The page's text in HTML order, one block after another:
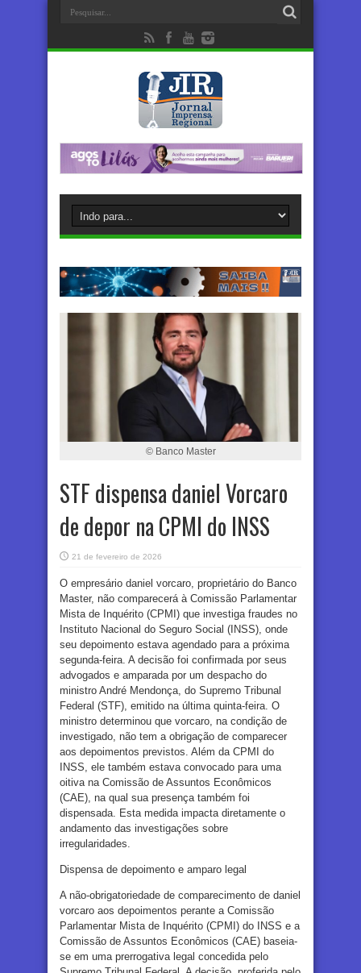
© Banco Master
STF dispensa daniel Vorcaro
de depor na CPMI do INSS
21 de fevereiro de 2026
O empresário daniel vorcaro, proprietário do Banco
Master, não comparecerá à Comissão Parlamentar
Mista de Inquérito (CPMI) que investiga fraudes no
Instituto Nacional do Seguro Social (INSS), onde
seu depoimento estava agendado para a próxima
segunda-feira. A decisão foi confirmada por seus
advogados e amparada por um despacho do
ministro André Mendonça, do Supremo Tribunal
Federal (STF), emitido na última quinta-feira. O
ministro determinou que vorcaro, na condição de
investigado, não tem a obrigação de comparecer
aos depoimentos previstos. Além da CPMI do
INSS, ele também estava convocado para uma
oitiva na Comissão de Assuntos Econômicos
(CAE), na qual sua presença também foi
dispensada. Esta medida impacta diretamente o
andamento das investigações sobre
irregularidades.
Dispensa de depoimento e amparo legal
A não-obrigatoriedade de comparecimento de daniel
vorcaro aos depoimentos perante a Comissão
Parlamentar Mista de Inquérito (CPMI) do INSS e a
Comissão de Assuntos Econômicos (CAE) baseia-
se em uma prerrogativa legal concedida pelo